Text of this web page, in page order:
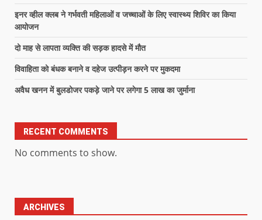
इनर व्हील क्लब ने गर्भवती महिलाओं व जच्चाओं के लिए स्वास्थ्य शिविर का किया
आयोजन
दो माह से लापता व्यक्ति की सड़क हादसे में मौत
विवाहिता को बंधक बनाने व दहेज उत्पीड़न करने पर मुकदमा
अवैध खनन में बुलडोजर पकड़े जाने पर लगेगा 5 लाख का जुर्माना
RECENT COMMENTS
No comments to show.
ARCHIVES